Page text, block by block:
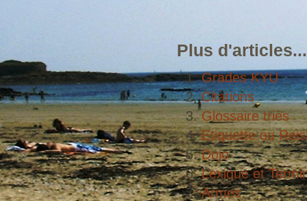
Plus d'articles...
Grades KYU
Citations
Glossaire triés
Etiquette ou
Dojo
Lexique et
Armes